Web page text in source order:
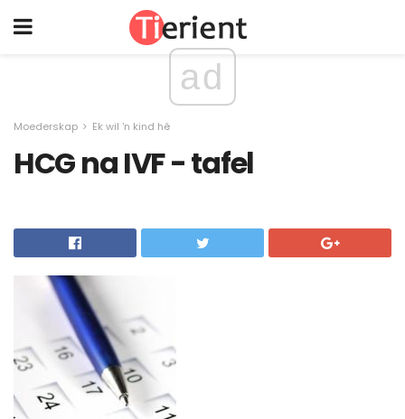
ad
Moederskap Ek wil 'n kind hê
HCG na IVF - tafel